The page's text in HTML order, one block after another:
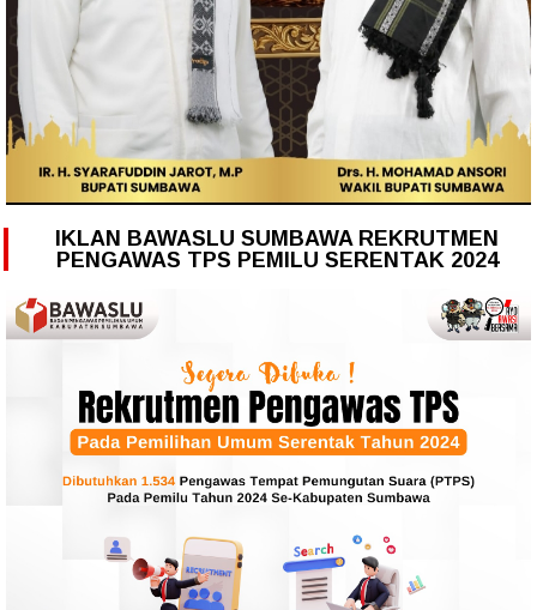
IKLAN BAWASLU SUMBAWA REKRUTMEN
PENGAWAS TPS PEMILU SERENTAK 2024